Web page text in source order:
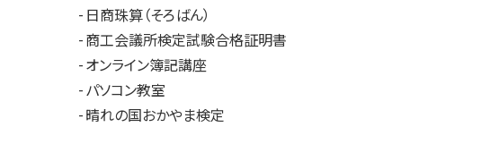
日商珠算（そろばん）
商工会議所検定試験合格証明書
オンライン簿記講座
パソコン教室
晴れの国おかやま検定